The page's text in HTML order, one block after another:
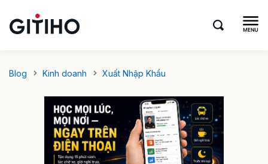
Blog Kinh doanh Xuất Nhập Khẩu